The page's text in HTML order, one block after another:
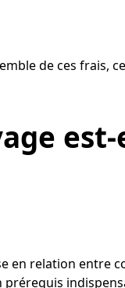
de ces frais,
en relation entre
prérequis